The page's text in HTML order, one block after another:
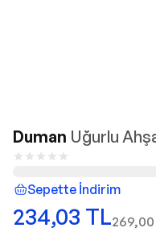
Duman Uğurlu
Sepette İndirim
234,03 TL269,00